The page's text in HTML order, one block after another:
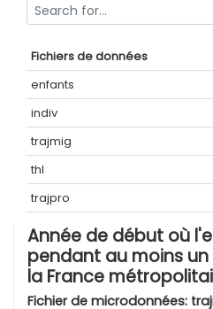
Fichiers de données
enfants
indiv
trajmig
thl
trajpro
Année de début où
pendant au moins
la France
Fichier de microdonnées: